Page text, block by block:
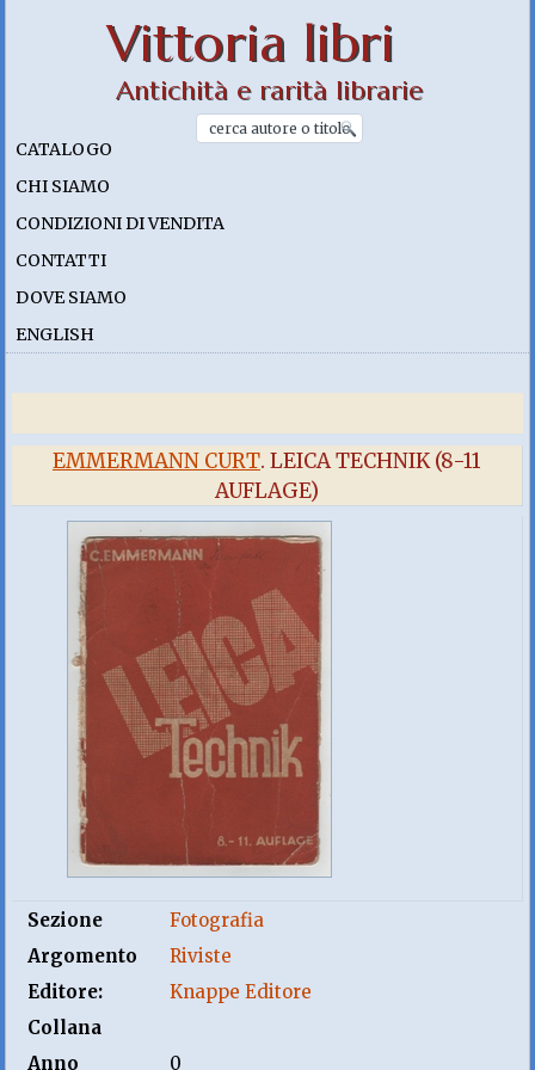
Vittoria libri
Antichità e rarità librarie
CATALOGO
CHI SIAMO
CONDIZIONI DI VENDITA
CONTATTI
DOVE SIAMO
ENGLISH
EMMERMANN CURT. LEICA TECHNIK (8-11
AUFLAGE)
Sezione
Fotografia
Argomento
Riviste
Editore:
Knappe Editore
Collana
Anno
0